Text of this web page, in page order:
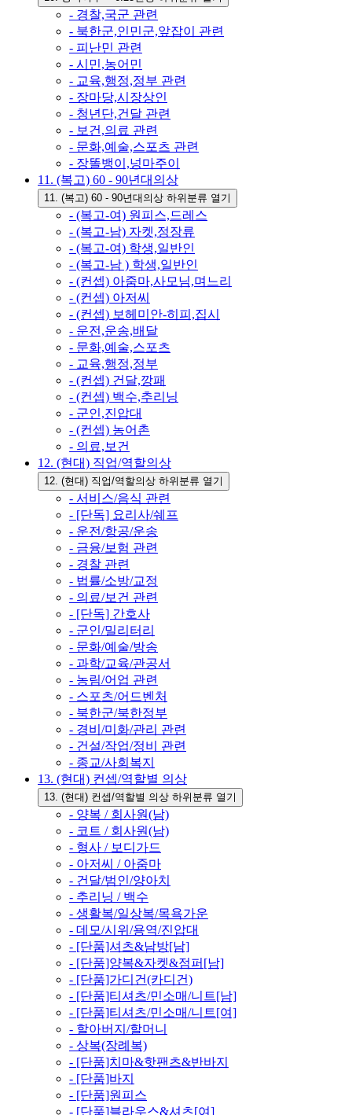
- 경찰,국군 관련
- 북한군,인민군,앞잡이 관련
- 피난민 관련
- 시민,농어민
- 교육,행정,정부 관련
- 장마당,시장상인
- 청년단,건달 관련
- 보건,의료 관련
- 문화,예술,스포츠 관련
- 장똘뱅이,넝마주이
11. (복고) 60 - 90년대의상
11. (복고) 60 - 90년대의상 하위분류 열기
- (복고-여) 원피스,드레스
- (복고-남) 자켓,정장류
- (복고-여) 학생,일반인
- (복고-남 ) 학생,일반인
- (컨셉) 아줌마,사모님,며느리
- (컨셉) 아저씨
- (컨셉) 보헤미안-히피,집시
- 운전,운송,배달
- 문화,예술,스포츠
- 교육,행정,정부
- (컨셉) 건달,깡패
- (컨셉) 백수,추리닝
- 군인,진압대
- (컨셉) 농어촌
- 의료,보건
12. (현대) 직업/역할의상
12. (현대) 직업/역할의상 하위분류 열기
- 서비스/음식 관련
- [단독] 요리사/쉐프
- 운전/항공/운송
- 금융/보험 관련
- 경찰 관련
- 법률/소방/교정
- 의료/보건 관련
- [단독] 간호사
- 군인/밀리터리
- 문화/예술/방송
- 과학/교육/관공서
- 농림/어업 관련
- 스포츠/어드벤처
- 북한군/북한정부
- 경비/미화/관리 관련
- 건설/작업/정비 관련
- 종교/사회복지
13. (현대) 컨셉/역할별 의상
13. (현대) 컨셉/역할별 의상 하위분류 열기
- 양복 / 회사원(남)
- 코트 / 회사원(남)
- 형사 / 보디가드
- 아저씨 / 아줌마
- 건달/범인/양아치
- 추리닝 / 백수
- 생활복/일상복/목욕가운
- 데모/시위/용역/진압대
- [단품]셔츠&남방[남]
- [단품]양복&자켓&점퍼[남]
- [단품]가디건(카디건)
- [단품]티셔츠/민소매/니트[남]
- [단품]티셔츠/민소매/니트[여]
- 할아버지/할머니
- 상복(장례복)
- [단품]치마&핫팬츠&반바지
- [단품]바지
- [단품]원피스
- [단품]블라우스&셔츠[여]